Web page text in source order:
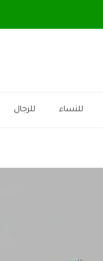
للنساء للرجال